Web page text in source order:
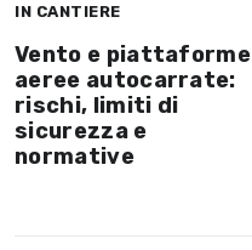
IN CANTIERE
Vento e piattaforme
aeree autocarrate:
rischi, limiti di
sicurezza e
normative